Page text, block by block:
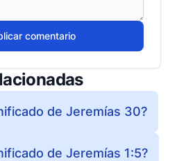
comentario
de Jeremías 30?
de Jeremías 1:5?